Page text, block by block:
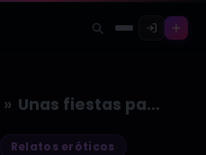
» Unas fiestas patrias caliente
Relatos eróticos